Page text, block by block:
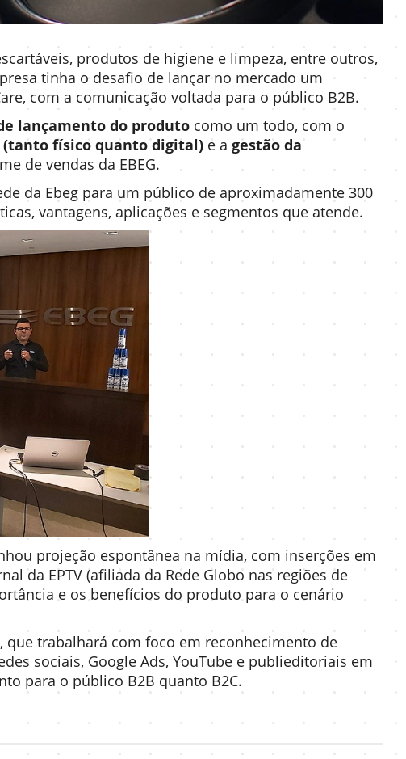
produtos de higiene e limpeza, entre outros,
tinha o desafio de lançar no mercado um
com a comunicação voltada para o público B2B.
lançamento do produto como um todo, com o
físico quanto digital) e agestão da
de vendas da EBEG.
da Ebeg para um público de aproximadamente 300
vantagens, aplicações e segmentos que atende.
projeção espontânea na mídia, com inserções em
da EPTV (afiliada da Rede Globo nas regiões de
e os benefícios do produto para o cenário
trabalhará com foco em reconhecimento de
sociais, Google Ads, YouTube e publieditoriais em
para o público B2B quanto B2C.